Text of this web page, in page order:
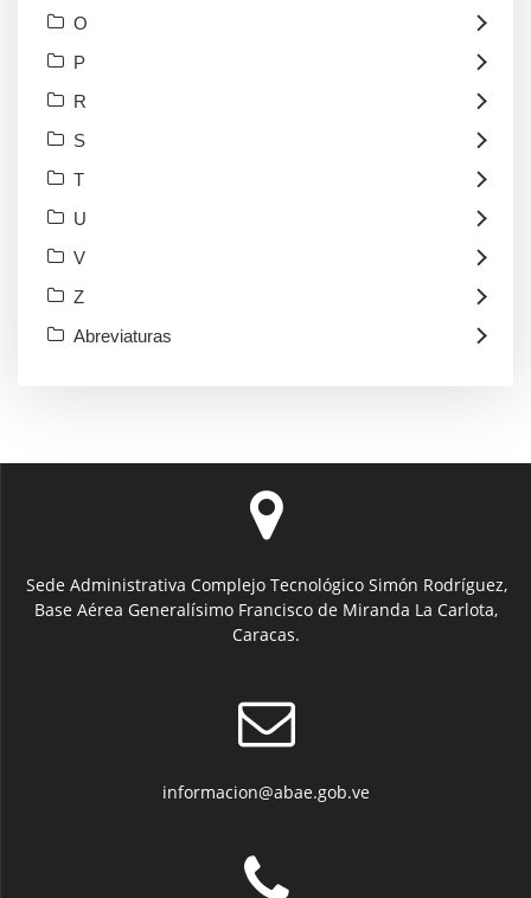
O
P
R
S
T
U
V
Z
Abreviaturas
Sede Administrativa Complejo Tecnológico Simón Rodríguez,
Base Aérea Generalísimo Francisco de Miranda La Carlota,
Caracas.
informacion@abae.gob.ve